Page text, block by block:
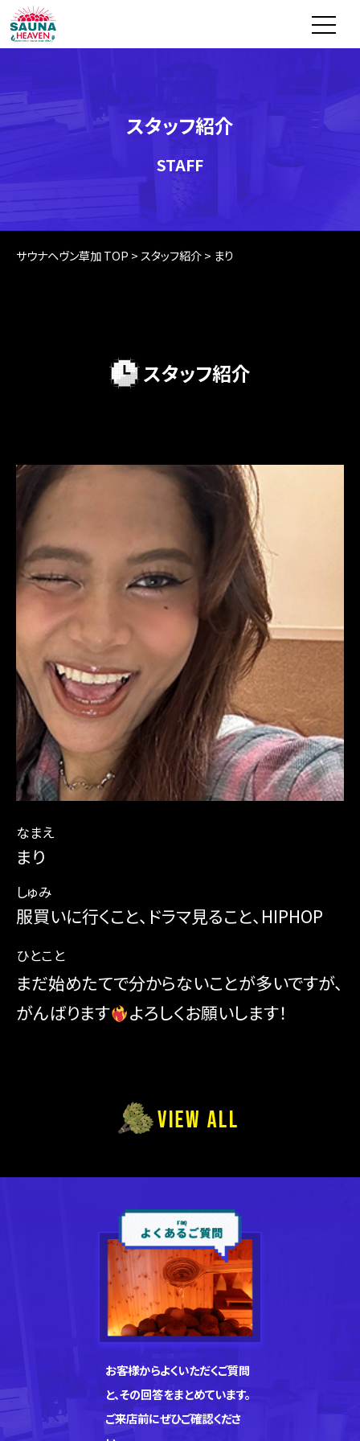
スタッフ紹介
STAFF
サウナヘヴン草加 TOP > スタッフ紹介> まり
スタッフ紹介
なまえ
まり
しゅみ
服買いに行くこと、ドラマ見ること、HIPHOP
ひとこと
まだ始めたてで分からないことが多いですが、
がんばります
よろしくお願いします！
お客様からよくいただくご質問
と、その回答をまとめています。
ご来店前にぜひご確認くださ